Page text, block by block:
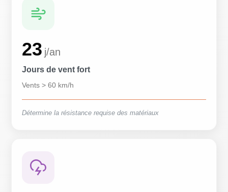
23 j/an
Jours de vent fort
Vents > 60 km/h
Détermine la résistance requise des matériaux